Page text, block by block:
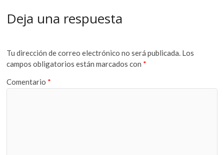
Deja una respuesta
Tu dirección de correo electrónico no será publicada. Los
campos obligatorios están marcados con *
Comentario *